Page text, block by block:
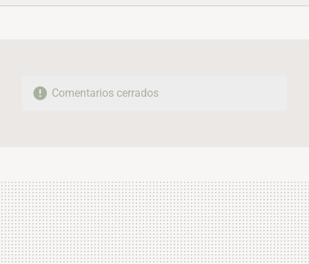
FACEBOOKTWITTERFLIPBOARD
E-
WHATSAPP
Comentarios cerrados